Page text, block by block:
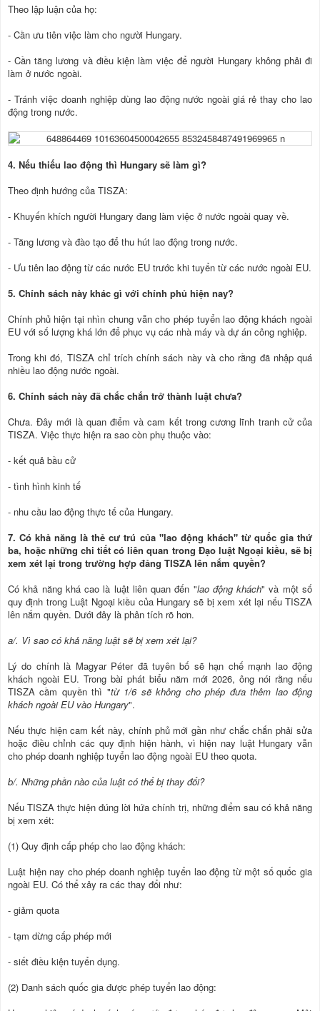
Theo lập luận của họ:
- Cần ưu tiên việc làm cho người Hungary.
- Cần tăng lương và điều kiện làm việc để người Hungary không phải đi
làm ở nước ngoài.
- Tránh việc doanh nghiệp dùng lao động nước ngoài giá rẻ thay cho lao
động trong nước.
4. Nếu thiếu lao động thì Hungary sẽ làm gì?
Theo định hướng của TISZA:
- Khuyến khích người Hungary đang làm việc ở nước ngoài quay về.
- Tăng lương và đào tạo để thu hút lao động trong nước.
- Ưu tiên lao động từ các nước EU trước khi tuyển từ các nước ngoài EU.
5. Chính sách này khác gì với chính phủ hiện nay?
Chính phủ hiện tại nhìn chung vẫn cho phép tuyển lao động khách ngoài
EU với số lượng khá lớn để phục vụ các nhà máy và dự án công nghiệp.
Trong khi đó, TISZA chỉ trích chính sách này và cho rằng đã nhập quá
nhiều lao động nước ngoài.
6. Chính sách này đã chắc chắn trở thành luật chưa?
Chưa. Đây mới là quan điểm và cam kết trong cương lĩnh tranh cử của
TISZA. Việc thực hiện ra sao còn phụ thuộc vào:
- kết quả bầu cử
- tình hình kinh tế
- nhu cầu lao động thực tế của Hungary.
7. Có khả năng là thẻ cư trú của "lao động khách" từ quốc gia thứ
ba, hoặc những chi tiết có liên quan trong Đạo luật Ngoại kiều, sẽ bị
xem xét lại trong trường hợp đảng TISZA lên nắm quyền?
Có khả năng khá cao là luật liên quan đến "lao động khách" và một số
quy định trong Luật Ngoại kiều của Hungary sẽ bị xem xét lại nếu TISZA
lên nắm quyền. Dưới đây là phân tích rõ hơn.
a/. Vì sao có khả năng luật sẽ bị xem xét lại?
Lý do chính là Magyar Péter đã tuyên bố sẽ hạn chế mạnh lao động
khách ngoài EU. Trong bài phát biểu năm mới 2026, ông nói rằng nếu
TISZA cầm quyền thì "từ 1/6 sẽ không cho phép đưa thêm lao động
khách ngoài EU vào Hungary".
Nếu thực hiện cam kết này, chính phủ mới gần như chắc chắn phải sửa
hoặc điều chỉnh các quy định hiện hành, vì hiện nay luật Hungary vẫn
cho phép doanh nghiệp tuyển lao động ngoài EU theo quota.
b/. Những phần nào của luật có thể bị thay đổi?
Nếu TISZA thực hiện đúng lời hứa chính trị, những điểm sau có khả năng
bị xem xét:
(1) Quy định cấp phép cho lao động khách:
Luật hiện nay cho phép doanh nghiệp tuyển lao động từ một số quốc gia
ngoài EU. Có thể xảy ra các thay đổi như:
- giảm quota
- tạm dừng cấp phép mới
- siết điều kiện tuyển dụng.
(2) Danh sách quốc gia được phép tuyển lao động: